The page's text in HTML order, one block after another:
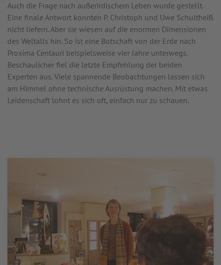
Auch die Frage nach außerirdischem Leben wurde gestellt.
Eine finale Antwort konnten P. Christoph und Uwe Schultheiß
nicht liefern. Aber sie wiesen auf die enormen Dimensionen
des Weltalls hin. So ist eine Botschaft von der Erde nach
Proxima Centauri beispielsweise vier Jahre unterwegs.
Beschaulicher fiel die letzte Empfehlung der beiden
Experten aus. Viele spannende Beobachtungen lassen sich
am Himmel ohne technische Ausrüstung machen. Mit etwas
Leidenschaft lohnt es sich oft, einfach nur zu schauen.